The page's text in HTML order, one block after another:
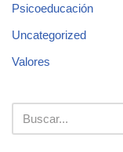
Psicoeducación
Uncategorized
Valores